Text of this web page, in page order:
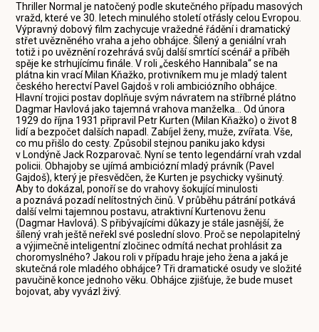
Thriller Normal je natočený podle skutečného případu masových
vražd, které ve 30. letech minulého století otřásly celou Evropou.
Výpravný dobový film zachycuje vražedné řádění i dramatický
střet uvězněného vraha a jeho obhájce. Šílený a geniální vrah
totiž i po uvěznění rozehrává svůj další smrtící scénář a příběh
spěje ke strhujícímu finále. V roli „českého Hannibala“ se na
plátna kin vrací Milan Kňažko, protivníkem mu je mladý talent
českého herectví Pavel Gajdoš v roli ambiciózního obhájce.
Hlavní trojici postav doplňuje svým návratem na stříbrné plátno
Dagmar Havlová jako tajemná vrahova manželka... Od února
1929 do října 1931 připravil Petr Kurten (Milan Kňažko) o život 8
lidí a bezpočet dalších napadl. Zabíjel ženy, muže, zvířata. Vše,
co mu přišlo do cesty. Způsobil stejnou paniku jako kdysi
v Londýně Jack Rozparovač. Nyní se tento legendární vrah vzdal
policii. Obhajoby se ujímá ambiciózní mladý právník (Pavel
Gajdoš), který je přesvědčen, že Kurten je psychicky vyšinutý.
Aby to dokázal, ponoří se do vrahovy šokující minulosti
a poznává pozadí nelítostných činů. V průběhu pátrání potkává
další velmi tajemnou postavu, atraktivní Kurtenovu ženu
(Dagmar Havlová). S přibývajícími důkazy je stále jasnější, že
šílený vrah ještě neřekl své poslední slovo. Proč se nepolapitelný
a výjimečně inteligentní zločinec odmítá nechat prohlásit za
choromyslného? Jakou roli v případu hraje jeho žena a jaká je
skutečná role mladého obhájce? Tři dramatické osudy ve složité
pavučině konce jednoho věku. Obhájce zjišťuje, že bude muset
bojovat, aby vyvázl živý.